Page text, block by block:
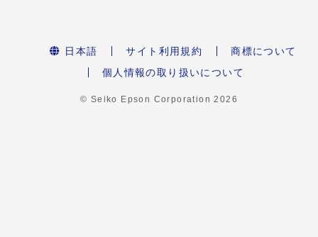
日本語 サイト利用規約
商標について
個人情報の取り扱いについて
© Seiko Epson Corporation2026